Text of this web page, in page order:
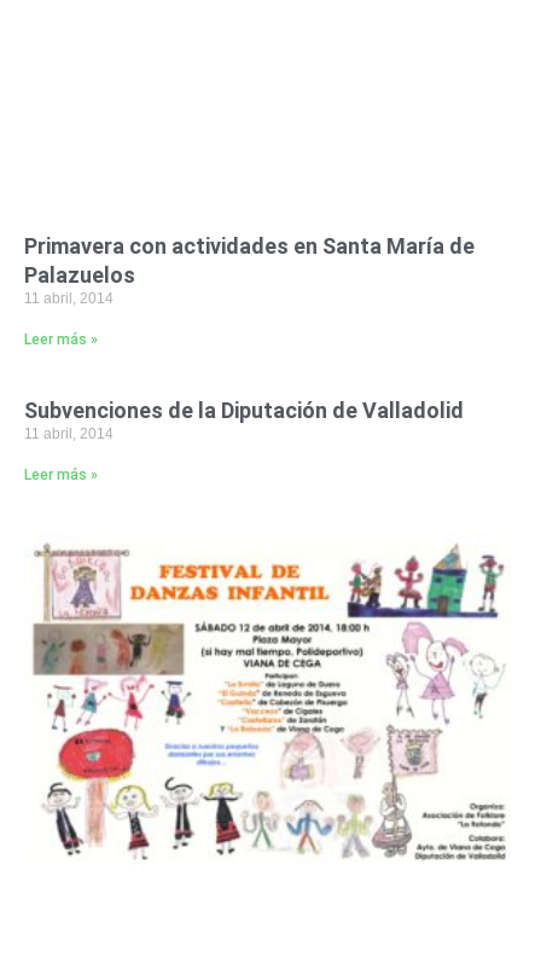
Primavera con actividades en Santa María de
Palazuelos
11 abril, 2014
Leer más »
Subvenciones de la Diputación de Valladolid
11 abril, 2014
Leer más »